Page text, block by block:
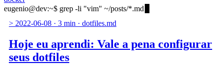
eugenio@dev:~$ grep -li "vim" ~/posts/*.md
> 2022-06-08 · 3 min · dotfiles.md
Hoje eu aprendi: Vale a pena configurar
seus dotfiles